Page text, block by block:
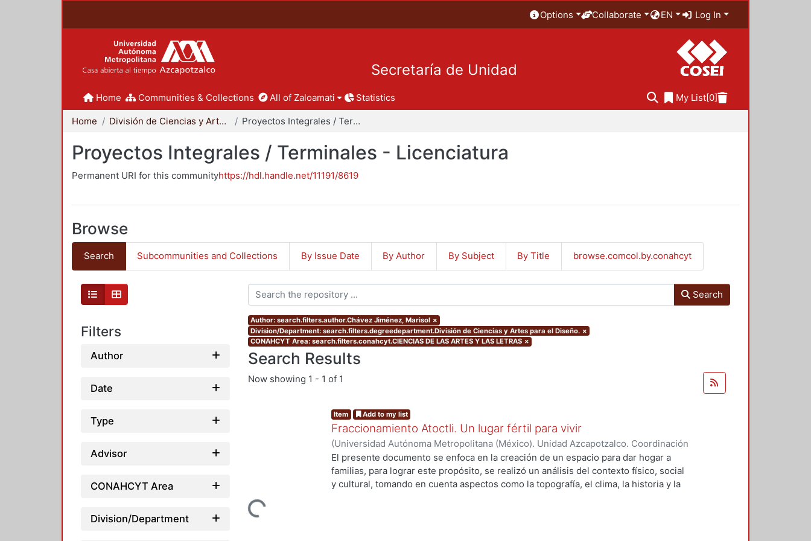
Options Collaborate EN Log In
Secretaría de Unidad
Home Communities & Collections All of Zaloamati Statistics My List[0]
Home División de Ciencias y Artes para el Diseño Proyectos Integrales / Terminales - Licenciatura
Proyectos Integrales / Terminales - Licenciatura
Permanent URI for this communityhttps://hdl.handle.net/11191/8619
Browse
Search Subcommunities and Collections By Issue Date By Author By Subject By Title browse.comcol.by.conahcyt
Filters
Author
Date
Type
Advisor
CONAHCYT Area
Division/Department
Search
Author: search.filters.author.Chávez Jiménez, Marisol ×
Division/Department: search.filters.degreedepartment.División de Ciencias y Artes para el Diseño. ×
CONAHCYT Area: search.filters.conahcyt.CIENCIAS DE LAS ARTES Y LAS LETRAS ×
Search Results
Now showing 1 - 1 of 1
Loading...
Item Add to my list
Fraccionamiento Atoctli. Un lugar fértil para vivir
(Universidad Autónoma Metropolitana (México). Unidad Azcapotzalco. Coordinación
de Servicios de Información.,2023-06-30)Campa Cruz, Claudia Alondra;Arce
Lozada, Jazmín Adriana; Chávez Jiménez, Marisol
El presente documento se enfoca en la creación de un espacio para dar hogar a
familias, para lograr este propósito, se realizó un análisis del contexto físico, social
y cultural, tomando en cuenta aspectos como la topografía, el clima, la historia y la